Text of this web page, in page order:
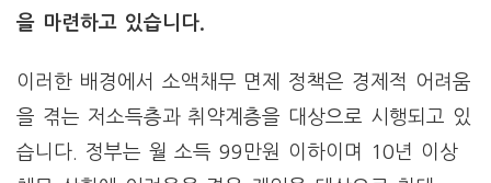
을 마련하고 있습니다.
이러한 배경에서 소액채무 면제 정책은 경제적 어려움
을 겪는 저소득층과 취약계층을 대상으로 시행되고 있
습니다. 정부는 월 소득 99만원 이하이며 10년 이상